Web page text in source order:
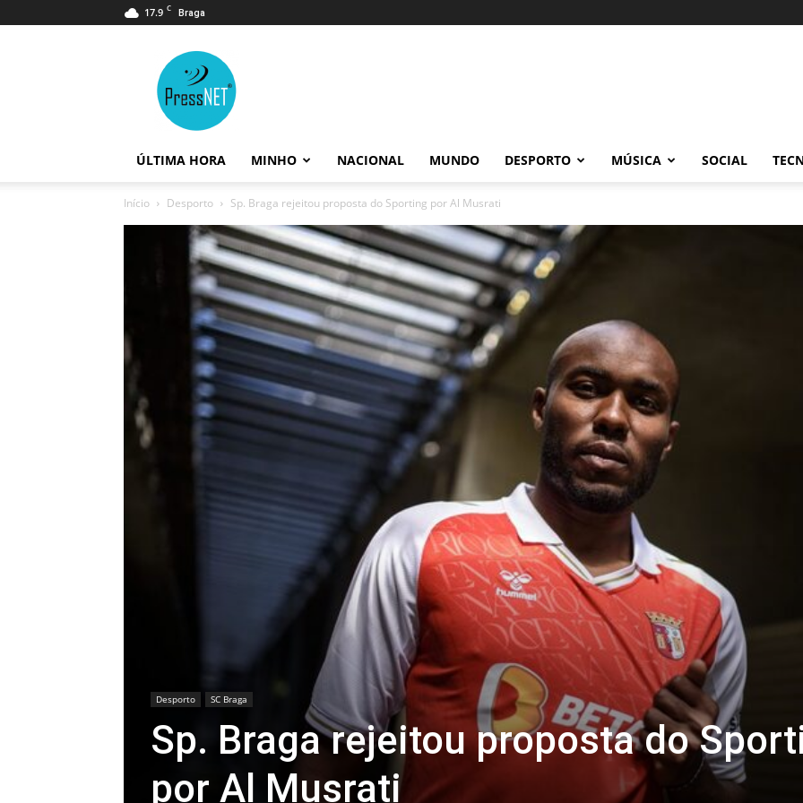
17.9 C Braga
ÚLTIMA HORA MINHO NACIONAL MUNDO DESPORTO MÚSICA SOCIAL
Início Desporto Sp. Braga rejeitou proposta do Sporting por Al Musrati
Desporto SC Braga
Sp. Braga rejeitou proposta do
por Al Musrati